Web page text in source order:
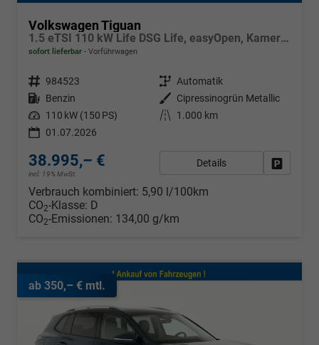
Volkswagen Tiguan
1.5 eTSI 110 kW Life DSG Life, easyOpen, Kamera, LED-Plus, Winterpaket
sofort lieferbar Vorführwagen
Fahrzeugnr. 984523 Getriebe Automatik
Kraftstoff Benzin Außenfarbe
Cipressinogrün Metallic
Leistung 110 kW (150 PS) Kilometerstand
1.000 km
01.07.2026
38.995,– €
incl. 19% MwSt.
Details
Verbrauch kombiniert: 5,90 l/100km
CO2-Klasse: D
CO2-Emissionen: 134,00 g/km
ab 350,– € mtl.